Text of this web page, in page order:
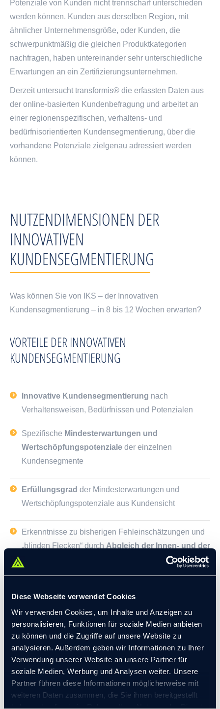
Diese Webseite verwendet Cookies
Wir verwenden Cookies, um Inhalte und Anzeigen zu
personalisieren, Funktionen für soziale Medien anbieten
zu können und die Zugriffe auf unsere Website zu
analysieren. Außerdem geben wir Informationen zu Ihrer
Verwendung unserer Website an unsere Partner für
soziale Medien, Werbung und Analysen weiter. Unsere
Partner führen diese Informationen möglicherweise mit
weiteren Daten zusammen, die Sie ihnen bereitgestellt
haben oder die sie im Rahmen Ihrer Nutzung der Dienste
Potenziale von Kunden nicht trennscharf unterschieden
werden können. Kunden aus derselben Region, mit
ähnlicher Unternehmensgröße, oder Kunden, die
schwerpunktmäßig die gleichen Produktkategorien
nachfragen, haben untereinander sehr unterschiedliche
Erwartungen an ein Zertifizierungsunternehmen.
Derzeit untersucht transformis® die erfassten Daten aus
der online-basierten Kundenbefragung und arbeitet an
einer regionenspezifischen, verhaltens- und
bedürfnisorientierten Kundensegmentierung, über die
vorhandene Potenziale zielgenau adressiert werden
können.
NUTZENDIMENSIONEN DER
INNOVATIVEN
KUNDENSEGMENTIERUNG
Was können Sie von IKS – der Innovativen
Kundensegmentierung – in 8 bis 12 Wochen erwarten?
VORTEILE DER INNOVATIVEN
KUNDENSEGMENTIERUNG
Innovative Kundensegmentierung nach
Verhaltensweisen, Bedürfnissen und Potenzialen
Spezifische Mindesterwartungen und
Wertschöpfungspotenziale der einzelnen
Kundensegmente
Erfüllungsgrad der Mindesterwartungen und
Wertschöpfungspotenziale aus Kundensicht
Erkenntnisse zu bisherigen Fehleinschätzungen und
„blinden Flecken“ durch Abgleich der Innen- und der
Zielkundensegmente und akute Handlungsbedarfe
Anpassungsbedarfe im internen Setup
aus einer integrierten Markt- und Effizienzsicht
WEITERE INFORMATIONEN